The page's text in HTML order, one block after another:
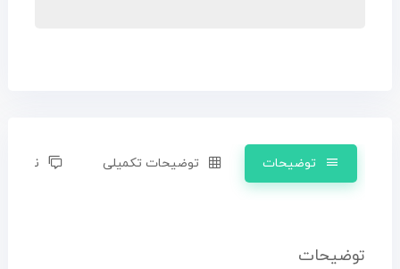
توضیحات توضیحات تکمیلی نظرات (0)
توضیحات